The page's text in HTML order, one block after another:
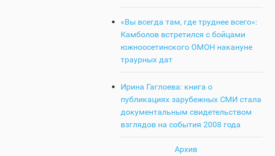
«Вы всегда там, где труднее всего»:
Камболов встретился с бойцами
южноосетинского ОМОН накануне
траурных дат
Ирина Гаглоева: книга о
публикациях зарубежных СМИ стала
документальным свидетельством
взглядов на события 2008 года
Архив